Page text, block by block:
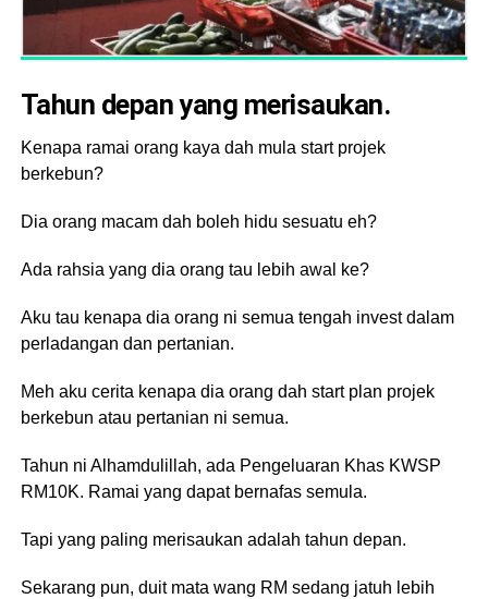
Tahun depan yang merisaukan.
Kenapa ramai orang kaya dah mula start projek
berkebun?
Dia orang macam dah boleh hidu sesuatu eh?
Ada rahsia yang dia orang tau lebih awal ke?
Aku tau kenapa dia orang ni semua tengah invest dalam
perladangan dan pertanian.
Meh aku cerita kenapa dia orang dah start plan projek
berkebun atau pertanian ni semua.
Tahun ni Alhamdulillah, ada Pengeluaran Khas KWSP
RM10K. Ramai yang dapat bernafas semula.
Tapi yang paling merisaukan adalah tahun depan.
Sekarang pun, duit mata wang RM sedang jatuh lebih